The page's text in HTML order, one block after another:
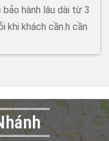
hành lâu dài từ 3
khi khách cần.h cần